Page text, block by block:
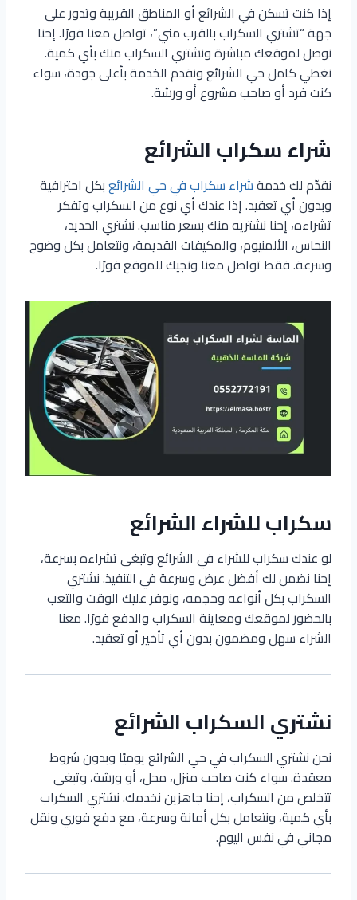
إذا كنت تسكن في الشرائع أو المناطق القريبة وتدور على
جهة “تشتري السكراب بالقرب مني”، تواصل معنا فورًا. إحنا
نوصل لموقعك مباشرة ونشتري السكراب منك بأي كمية.
نغطي كامل حي الشرائع ونقدم الخدمة بأعلى جودة، سواء
كنت فرد أو صاحب مشروع أو ورشة.
شراء سكراب الشرائع
نقدّم لك خدمةشراء سكراب في حي الشرائعبكل احترافية
وبدون أي تعقيد. إذا عندك أي نوع من السكراب وتفكر
تشراءه، إحنا نشتريه منك بسعر مناسب. نشتري الحديد،
النحاس، الألمنيوم، والمكيفات القديمة، ونتعامل بكل وضوح
وسرعة. فقط تواصل معنا ونجيك للموقع فورًا.
سكراب للشراء الشرائع
لو عندك سكراب للشراء في الشرائع وتبغى تشراءه بسرعة،
إحنا نضمن لك أفضل عرض وسرعة في التنفيذ. نشتري
السكراب بكل أنواعه وحجمه، ونوفر عليك الوقت والتعب
بالحضور لموقعك ومعاينة السكراب والدفع فورًا. معنا
الشراء سهل ومضمون بدون أي تأخير أو تعقيد.
نشتري السكراب الشرائع
نحن نشتري السكراب في حي الشرائع يوميًا وبدون شروط
معقدة. سواء كنت صاحب منزل، محل، أو ورشة، وتبغى
تتخلص من السكراب، إحنا جاهزين نخدمك. نشتري السكراب
بأي كمية، ونتعامل بكل أمانة وسرعة، مع دفع فوري ونقل
مجاني في نفس اليوم.